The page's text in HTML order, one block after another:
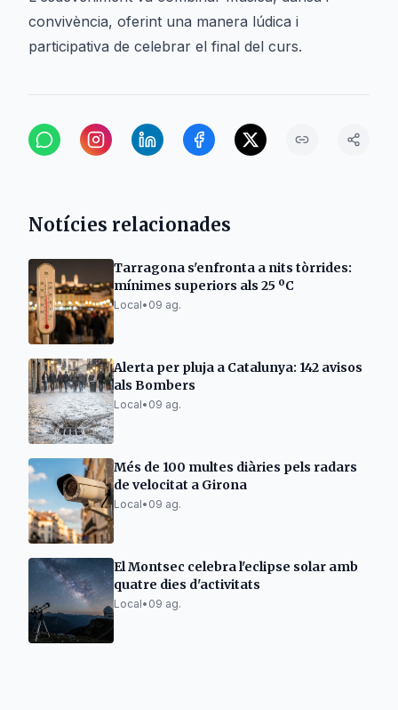
convivència, oferint una manera lúdica i
participativa de celebrar el final del curs.
Notícies relacionades
Tarragona s'enfronta a nits tòrrides:
mínimes superiors als 25 ºC
Local• 09 ag.
Alerta per pluja a Catalunya: 142 avisos
als Bombers
Local• 09 ag.
Més de 100 multes diàries pels radars
de velocitat a Girona
Local• 09 ag.
El Montsec celebra l'eclipse solar amb
quatre dies d'activitats
Local• 09 ag.